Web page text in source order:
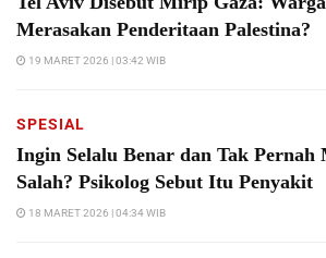
Merasakan Penderitaan Palestina?
19 MARET 2026 | 03:42 WIB
SPESIAL
Ingin Selalu Benar dan Tak Pernah
Salah? Psikolog Sebut Itu Penyakit
18 MARET 2026 | 04:34 WIB